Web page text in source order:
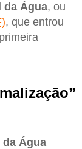
da Água, ou
, que entrou
da Água